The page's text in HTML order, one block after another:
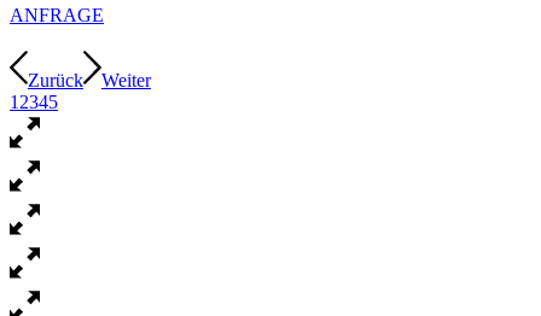
ANFRAGE
Zurück
Weiter
1 2345